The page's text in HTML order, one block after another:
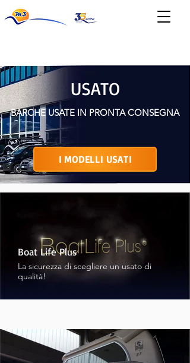
USATO
BARCHE USATE IN PRONTA CONSEGNA
I MODELLI USATI
Boat Life Plus
La sicurezza di scegliere un usato di
qualità!